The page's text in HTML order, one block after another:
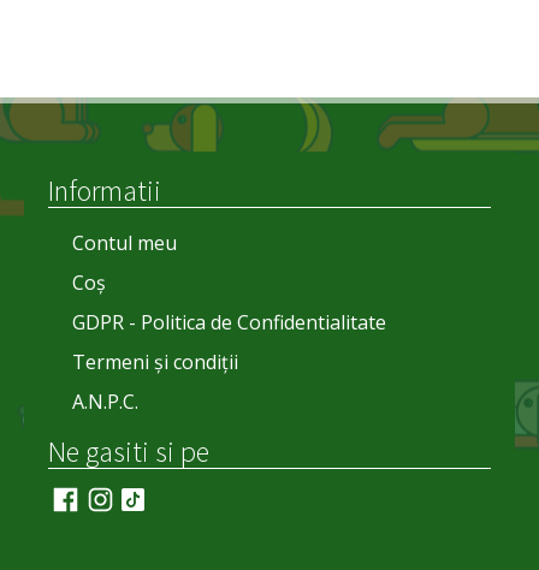
Informatii
Contul meu
Coș
GDPR - Politica de Confidentialitate
Termeni și condiții
A.N.P.C.
Ne gasiti si pe